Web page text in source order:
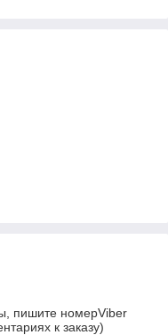
пишите номерViber
к заказу)